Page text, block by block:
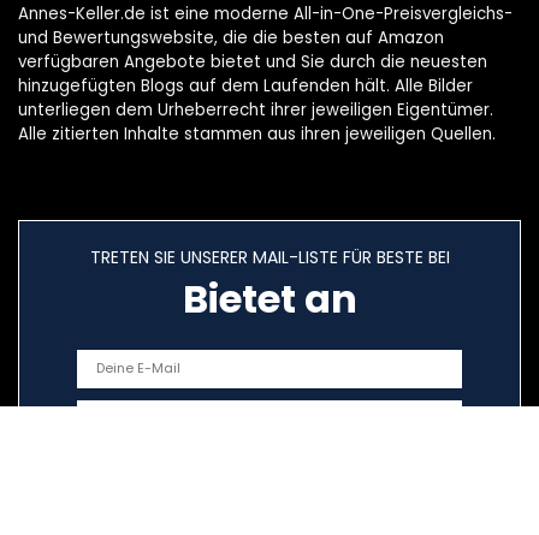
Annes-Keller.de ist eine moderne All-in-One-Preisvergleichs-
und Bewertungswebsite, die die besten auf Amazon
verfügbaren Angebote bietet und Sie durch die neuesten
hinzugefügten Blogs auf dem Laufenden hält. Alle Bilder
unterliegen dem Urheberrecht ihrer jeweiligen Eigentümer.
Alle zitierten Inhalte stammen aus ihren jeweiligen Quellen.
TRETEN SIE UNSERER MAIL-LISTE FÜR BESTE BEI
Bietet an